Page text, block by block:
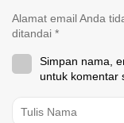
Alamat email Anda
ditandai *
Simpan nama,
untuk komentar